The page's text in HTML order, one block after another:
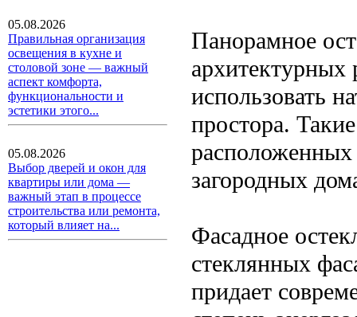
05.08.2026
Правильная организация
освещения в кухне и
столовой зоне — важный
аспект комфорта,
функциональности и
эстетики этого...
05.08.2026
Выбор дверей и окон для
квартиры или дома —
важный этап в процессе
строительства или ремонта,
который влияет на...
Панорамное
использовать
простора.
расположенных
загородных
Фасадное
стеклянных
придает